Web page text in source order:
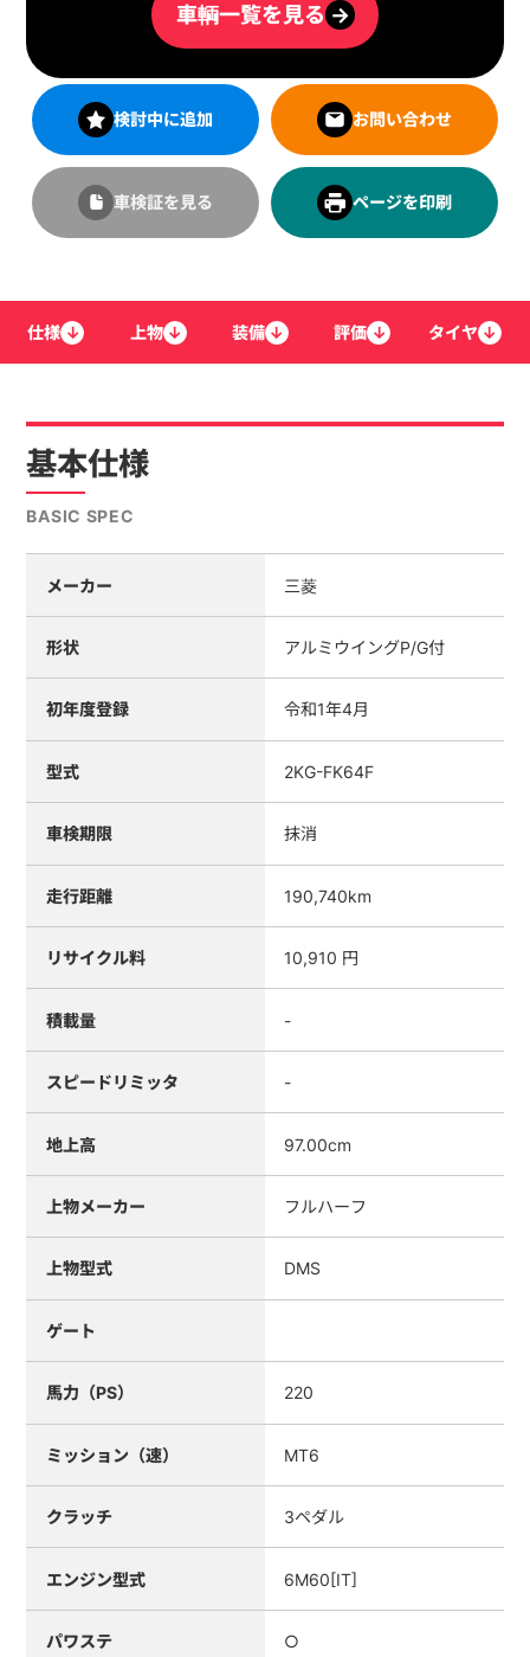
車輌一覧を見る →
検討中に追加 お問い合わせ
車検証を見る ページを印刷
仕様 ↓ 上物 ↓ 装備 ↓ 評価 ↓ タイヤ ↓
基本仕様
BASIC SPEC
メーカー 三菱
形状 アルミウイングP/G付
初年度登録 令和1年4月
型式 2KG-FK64F
車検期限 抹消
走行距離 190,740km
リサイクル料 10,910 円
積載量 -
スピードリミッタ -
地上高 97.00cm
上物メーカー フルハーフ
上物型式 DMS
ゲート
馬力（PS） 220
ミッション（速） MT6
クラッチ 3ペダル
エンジン型式 6M60[IT]
パワステ ○